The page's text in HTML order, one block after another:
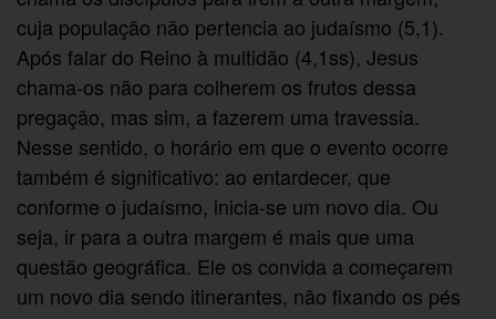
cuja população não pertencia ao judaísmo (5,1).
Após falar do Reino à multidão (4,1ss), Jesus
chama-os não para colherem os frutos dessa
pregação, mas sim, a fazerem uma travessia.
Nesse sentido, o horário em que o evento ocorre
também é significativo: ao entardecer, que
conforme o judaísmo, inicia-se um novo dia. Ou
seja, ir para a outra margem é mais que uma
questão geográfica. Ele os convida a começarem
um novo dia sendo itinerantes, não fixando os pés